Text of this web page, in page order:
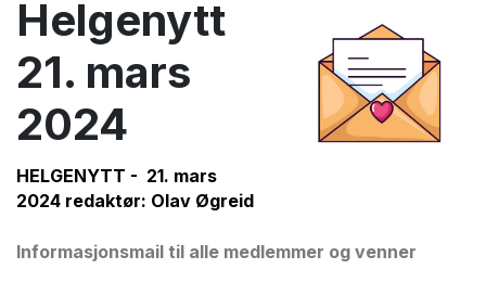
Helgenytt
21. mars
2024
HELGENYTT - 21. mars
2024 redaktør: Olav Øgreid
Informasjonsmail til alle medlemmer og venner